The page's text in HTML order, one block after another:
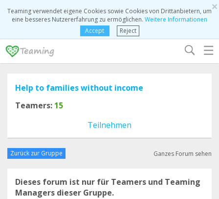
×
Teaming verwendet eigene Cookies sowie Cookies von Drittanbietern, um
eine besseres Nutzererfahrung zu ermöglichen. Weitere Informationen
Accept
Reject
☰
Help to families without income
Teamers: 15
Teilnehmen
Zurück zur Gruppe Ganzes Forum sehen
Dieses forum ist nur für Teamers und Teaming
Managers dieser Gruppe.